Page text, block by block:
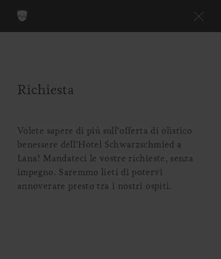
Richiesta
Volete sapere di più sull’offerta di olistico
benessere dell’Hotel Schwarzschmied a
Lana? Mandateci le vostre richieste, senza
impegno. Saremmo lieti di potervi
annoverare presto tra i nostri ospiti.